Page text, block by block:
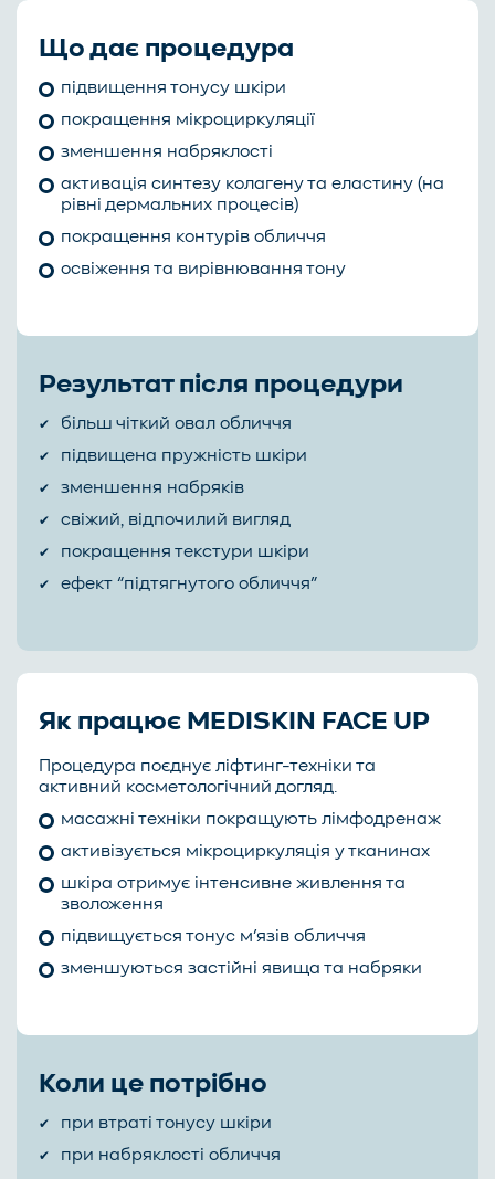
Що дає процедура
підвищення тонусу шкіри
покращення мікроциркуляції
зменшення набряклості
активація синтезу колагену та еластину (на
рівні дермальних процесів)
покращення контурів обличчя
освіження та вирівнювання тону
Результат після процедури
більш чіткий овал обличчя
підвищена пружність шкіри
зменшення набряків
свіжий, відпочилий вигляд
покращення текстури шкіри
ефект “підтягнутого обличчя”
Як працює MEDISKIN FACE UP
Процедура поєднує ліфтинг-техніки та
активний косметологічний догляд.
масажні техніки покращують лімфодренаж
активізується мікроциркуляція у тканинах
шкіра отримує інтенсивне живлення та
зволоження
підвищується тонус м’язів обличчя
зменшуються застійні явища та набряки
Коли це потрібно
при втраті тонусу шкіри
при набряклості обличчя